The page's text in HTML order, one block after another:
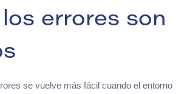
errores son
se vuelve más fácil cuando el entorno